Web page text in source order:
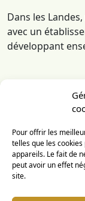
Pour offrir les
telles que les
appareils. Le fait de
peut avoir un effet
site.
Dans les
avec un
développant
BIÈRE
Liens utiles